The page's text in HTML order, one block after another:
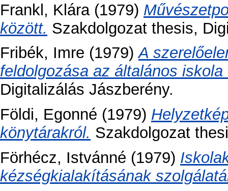
Frankl, Klára(1979)
között. Szakdolgozat thesis,
Fribék, Imre (1979)A
feldolgozása az általános
Digitalizálás Jászberény.
Földi, Egonné (1979)
könytárakról. Szakdolgozat
Förhécz, Istvánné (1979)
kézségkialakításának